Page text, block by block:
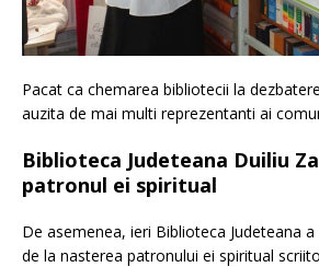
Pacat ca chemarea bibliotecii la
auzita de mai multi reprezentanti ai
Biblioteca Judeteana Duiliu
patronul ei spiritual
De asemenea, ieri Biblioteca Judeteana
de la nasterea patronului ei spiritual